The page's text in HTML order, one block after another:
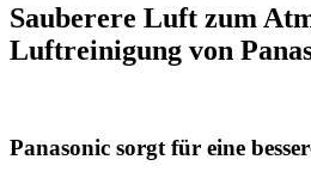
Sauberere Luft zum
Luftreinigung von
Panasonic sorgt für eine